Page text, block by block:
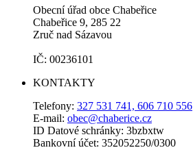
Obecní úřad obce Chabeřice
Chabeřice 9, 285 22
Zruč nad Sázavou
IČ: 00236101
KONTAKTY
Telefony: 327 531 741, 606 710 556
E-mail: obec@chaberice.cz
ID Datové schránky: 3bzbxtw
Bankovní účet: 352052250/0300